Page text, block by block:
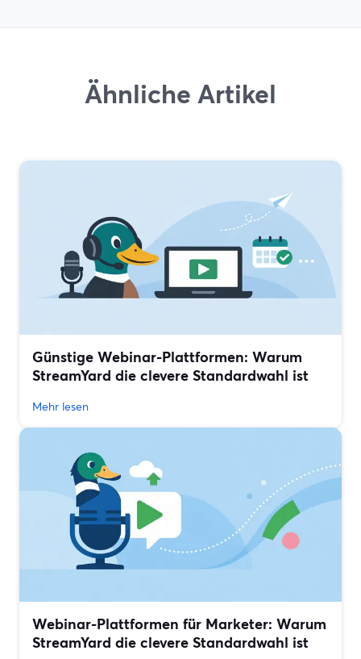
Ähnliche Artikel
Günstige Webinar-Plattformen: Warum
StreamYard die clevere Standardwahl ist
Mehr lesen
Webinar-Plattformen für Marketer: Warum
StreamYard die clevere Standardwahl ist